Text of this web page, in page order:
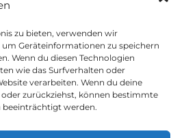
zu bieten, verwenden wir
Geräteinformationen zu speichern
Wenn du diesen Technologien
wie das Surfverhalten oder
verarbeiten. Wenn du deine
zurückziehst, können bestimmte
werden.